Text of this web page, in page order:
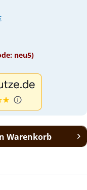
neu5)
Warenkorb